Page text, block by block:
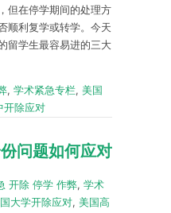
但在停学期间的处理方
顺利复学或转学。今天
留学生最容易进的三大
, 学术紧急专栏, 美国
开除应对
问题如何应对
开除 停学 作弊, 学术
大学开除应对, 美国高